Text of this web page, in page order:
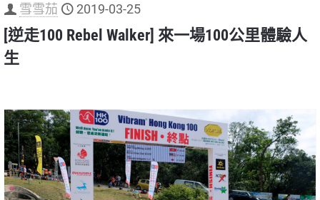
雪雪茄 2019-03-25
[逆走100 Rebel Walker] 來一場100公里體驗人
生